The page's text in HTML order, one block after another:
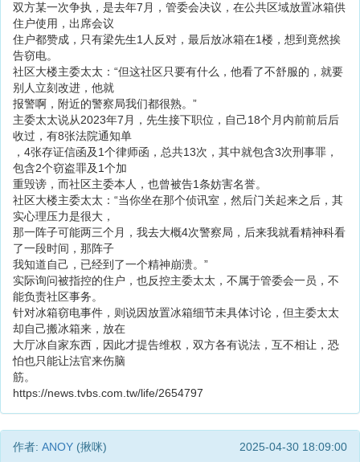
双方某一次争执，是去年7月，管委会决议，在公共区域放置冰箱供
住户使用，出席会议
住户都赞成，只有梁先生1人反对，最后放冰箱在1楼，想到竟然挨
告窃电。
社区大楼主委太太：“但这社区只要有什么，他看了不舒服的，就要
别人立刻改进，他就
报警啊，附近的警察局我们都很熟。”
主委太太说从2023年7月，先生接下职位，自己18个月内前前后后
收过，有8张法院通知单
，4张存证信函及1个律师函，总共13次，其中就包含3次刑事罪，
包含2个窃盗罪及1个加
重毁谤，而社区主委本人，也曾被告1条妨害名誉。
社区大楼主委太太：“当你坐在那个侦讯室，然后门关起来之后，其
实心理压力是很大，
那一阵子可能两三个月，我去大概4次警察局，后来我就看精神科看
了一段时间，那阵子
我知道自己，已经到了一个精神崩溃。”
实际询问被指控的住户，也反控主委太太，不属于管委会一员，不
能负责社区事务。
针对冰箱窃电事件，则说因放置冰箱细节未具体讨论，但主委太太
却自己搬冰箱来，放在
大厅冰自家东西，因此才提告维权，双方各有说法，互不相让，恐
怕也只能让法官来伤脑
筋。
https://news.tvbs.com.tw/life/2654797
作者: ANOY (揪咪) 2025-04-30 18:09:00